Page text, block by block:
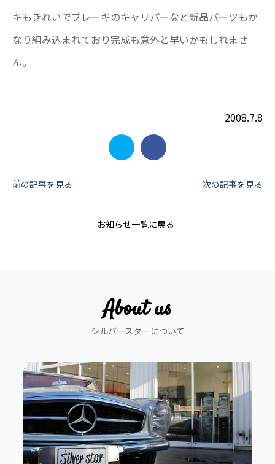
キもきれいでブレーキのキャリパーなど新品パーツもか
なり組み込まれており完成も意外と早いかもしれませ
ん。
2008.7.8
投
ン
前の記事を見る 次の記事を見る
お知らせ一覧に戻る
About us
シルバースターについて